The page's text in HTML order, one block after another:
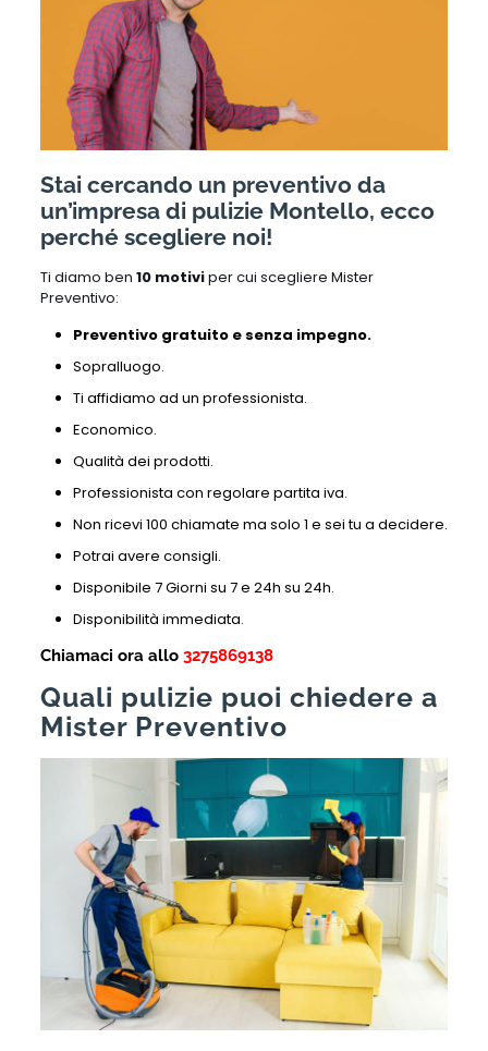
Stai cercando un preventivo da
un’impresa di pulizie Montello, ecco
perché scegliere noi!
Ti diamo ben 10 motiviper cui scegliere Mister
Preventivo:
Preventivo gratuito e senza impegno.
Sopralluogo.
Ti affidiamo ad un professionista.
Economico.
Qualità dei prodotti.
Professionista con regolare partita iva.
Non ricevi 100 chiamate ma solo 1 e sei tu a decidere.
Potrai avere consigli.
Disponibile 7 Giorni su 7 e 24h su 24h.
Disponibilità immediata.
Chiamaci ora allo 3275869138
Quali pulizie puoi chiedere a
Mister Preventivo